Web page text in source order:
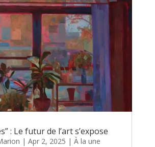
: Le futur de l’art s’expose
| Apr 2, 2025 | À la une